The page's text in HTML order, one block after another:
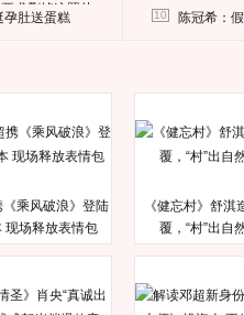
求删掉这照片
孕肚送蛋糕 10 陈冠希：
《乘风破浪》登陆
现场释放表情包
《健忘村》舒淇
覆，“村”出自